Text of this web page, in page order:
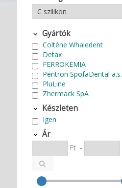
Gyártók
Colténe Whaledent
Detax
FERROKEMIA
Pentron SpofaDental a.s.
PluLine
Zhermack SpA
Készleten
Igen
Ár
Ft -